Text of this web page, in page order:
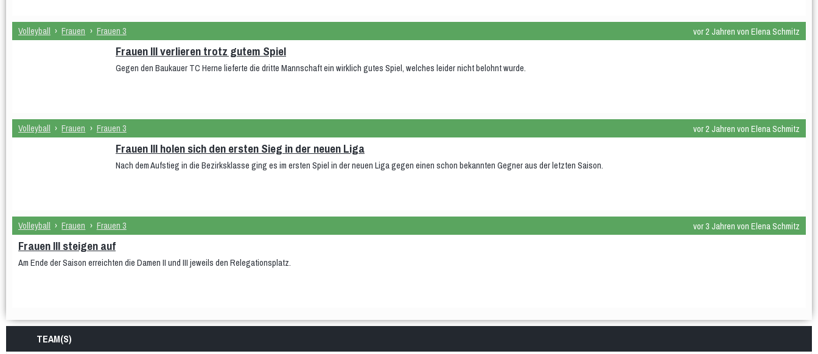
Volleyball › Frauen › Frauen 3 vor 2 Jahren von Elena Schmitz
Frauen III verlieren trotz gutem Spiel
Gegen den Baukauer TC Herne lieferte die dritte Mannschaft ein wirklich gutes Spiel, welches leider nicht belohnt wurde.
Volleyball › Frauen › Frauen 3 vor 2 Jahren von Elena Schmitz
Frauen III holen sich den ersten Sieg in der neuen Liga
Nach dem Aufstieg in die Bezirksklasse ging es im ersten Spiel in der neuen Liga gegen einen schon bekannten Gegner aus der letzten Saison.
Volleyball › Frauen › Frauen 3 vor 3 Jahren von Elena Schmitz
Frauen III steigen auf
Am Ende der Saison erreichten die Damen II und III jeweils den Relegationsplatz.
TEAM(S)